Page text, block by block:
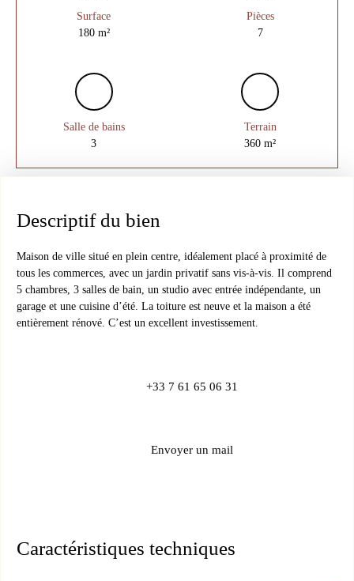
Surface
180 m²
Pièces
7
Salle de bains
3
Terrain
360m²
Descriptif du bien
Maison de ville situé en plein centre, idéalement placé à proximité de
tous les commerces, avec un jardin privatif sans vis-à-vis. Il comprend
5 chambres, 3 salles de bain, un studio avec entrée indépendante, un
garage et une cuisine d’été. La toiture est neuve et la maison a été
entièrement rénové. C’est un excellent investissement.
+33 7 61 65 06 31
Envoyer un mail
Caractéristiques techniques